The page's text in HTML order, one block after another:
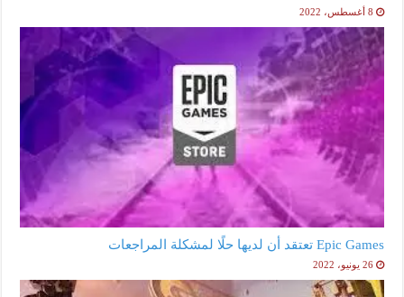
8 أغسطس، 2022
Epic Games تعتقد أن لديها حلًا لمشكلة المراجعات
26 يونيو، 2022